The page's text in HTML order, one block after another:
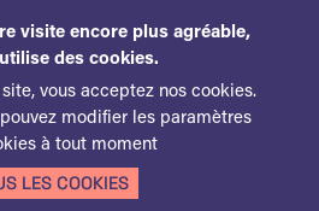
MY TWIICE
- Tous droits réservés
Politique de confidentialité
visite encore plus agréable,
des cookies.
vous acceptez nos cookies.
modifier les paramètres
à tout moment
LES COOKIES